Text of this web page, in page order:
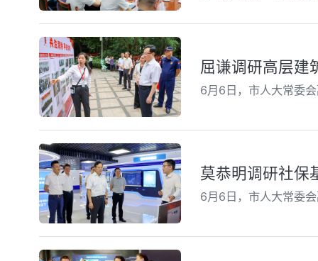
屈谦调研高层建
6月6日，市人大常委
莫恭明调研社保
6月6日，市人大常委